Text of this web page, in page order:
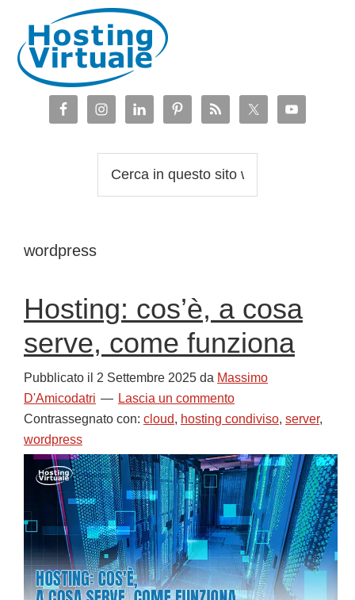
navigazione
primaria
contenuto
principale
barra
laterale
piè
wordpress
Hosting: cos’è, a cosa
serve, come funziona
Pubblicato il 2 Settembre 2025 da Massimo
D'Amicodatri
Lascia un commento
Contrassegnato con: cloud, hosting condiviso, server,
wordpress